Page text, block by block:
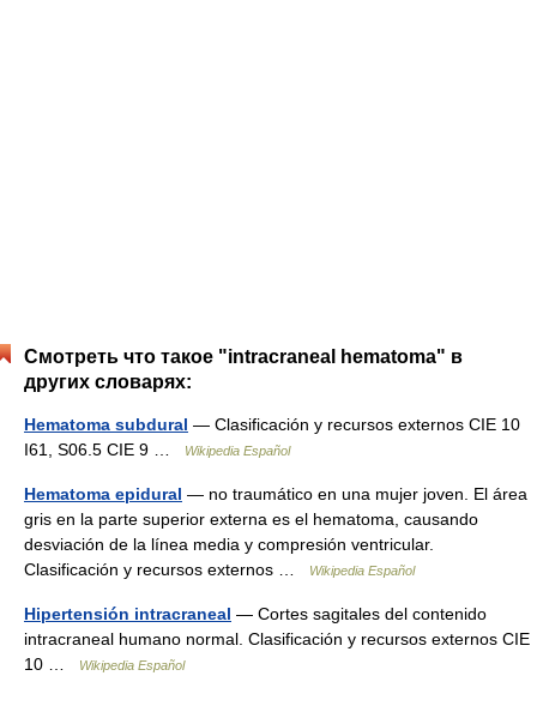
Смотреть что такое "intracraneal hematoma" в
других словарях:
Hematoma subdural — Clasificación y recursos externos CIE 10
I61, S06.5 CIE 9 …
Wikipedia Español
Hematoma epidural — no traumático en una mujer joven. El área
gris en la parte superior externa es el hematoma, causando
desviación de la línea media y compresión ventricular.
Clasificación y recursos externos …
Wikipedia Español
Hipertensión intracraneal — Cortes sagitales del contenido
intracraneal humano normal. Clasificación y recursos externos CIE
10 …
Wikipedia Español